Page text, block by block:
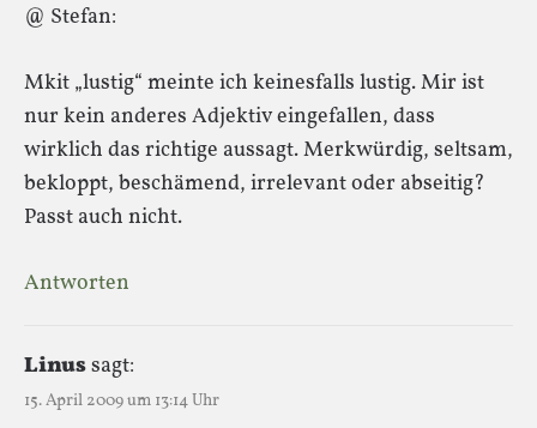
@ Stefan:
Mkit „lustig“ meinte ich keinesfalls lustig. Mir ist
nur kein anderes Adjektiv eingefallen, dass
wirklich das richtige aussagt. Merkwürdig, seltsam,
bekloppt, beschämend, irrelevant oder abseitig?
Passt auch nicht.
Antworten
Linussagt:
15. April 2009 um 13:14 Uhr